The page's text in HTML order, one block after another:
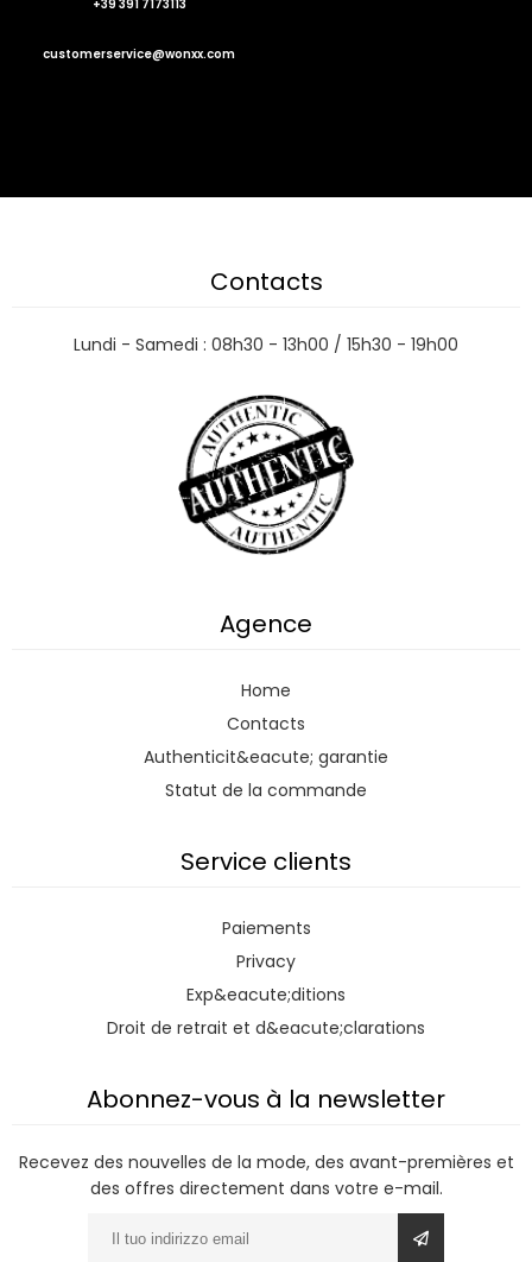
+39 391 7173113
customerservice@wonxx.com
Contacts
Lundi - Samedi : 08h30 - 13h00 / 15h30 - 19h00
Agence
Home
Contacts
Authenticit&eacute; garantie
Statut de la commande
Service clients
Paiements
Privacy
Exp&eacute;ditions
Droit de retrait et d&eacute;clarations
Abonnez-vous à la newsletter
Recevez des nouvelles de la mode, des avant-premières et
des offres directement dans votre e-mail.